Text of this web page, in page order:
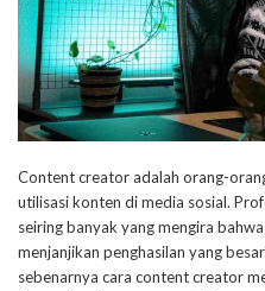
Content creator adalah orang-
utilisasi konten di media sosial.
seiring banyak yang mengira
menjanjikan penghasilan yang
sebenarnya cara content creator